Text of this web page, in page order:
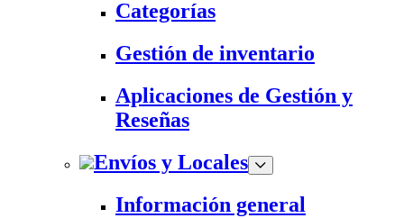
Categorías
Gestión de inventario
Aplicaciones de Gestión y
Reseñas
Envíos y Locales
Información general